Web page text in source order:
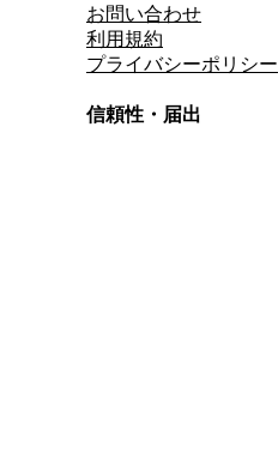
お問い合わせ
利用規約
プライバシーポリシー
信頼性・届出